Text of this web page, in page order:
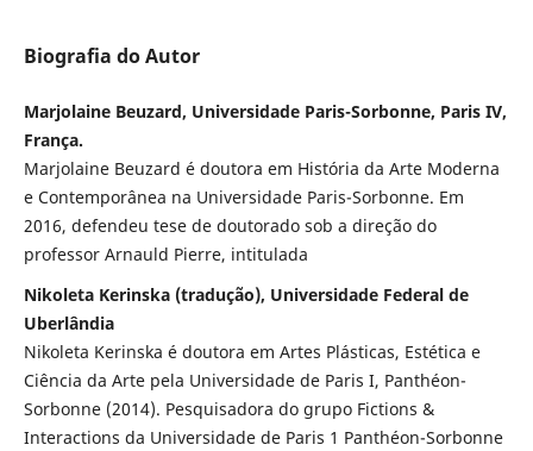
Biografia do Autor
Marjolaine Beuzard, Universidade Paris-Sorbonne, Paris IV,
França.
Marjolaine Beuzard é doutora em História da Arte Moderna
e Contemporânea na Universidade Paris-Sorbonne. Em
2016, defendeu tese de doutorado sob a direção do
professor Arnauld Pierre, intitulada
Nikoleta Kerinska (tradução), Universidade Federal de
Uberlândia
Nikoleta Kerinska é doutora em Artes Plásticas, Estética e
Ciência da Arte pela Universidade de Paris I, Panthéon-
Sorbonne (2014). Pesquisadora do grupo Fictions &
Interactions da Universidade de Paris 1 Panthéon-Sorbonne